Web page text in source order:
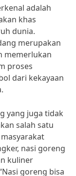
adalah
khas
dunia.
merupakan
memerlukan
proses
dari kekayaan
yang juga tidak
salah satu
nasi goreng
kuliner
goreng bisa